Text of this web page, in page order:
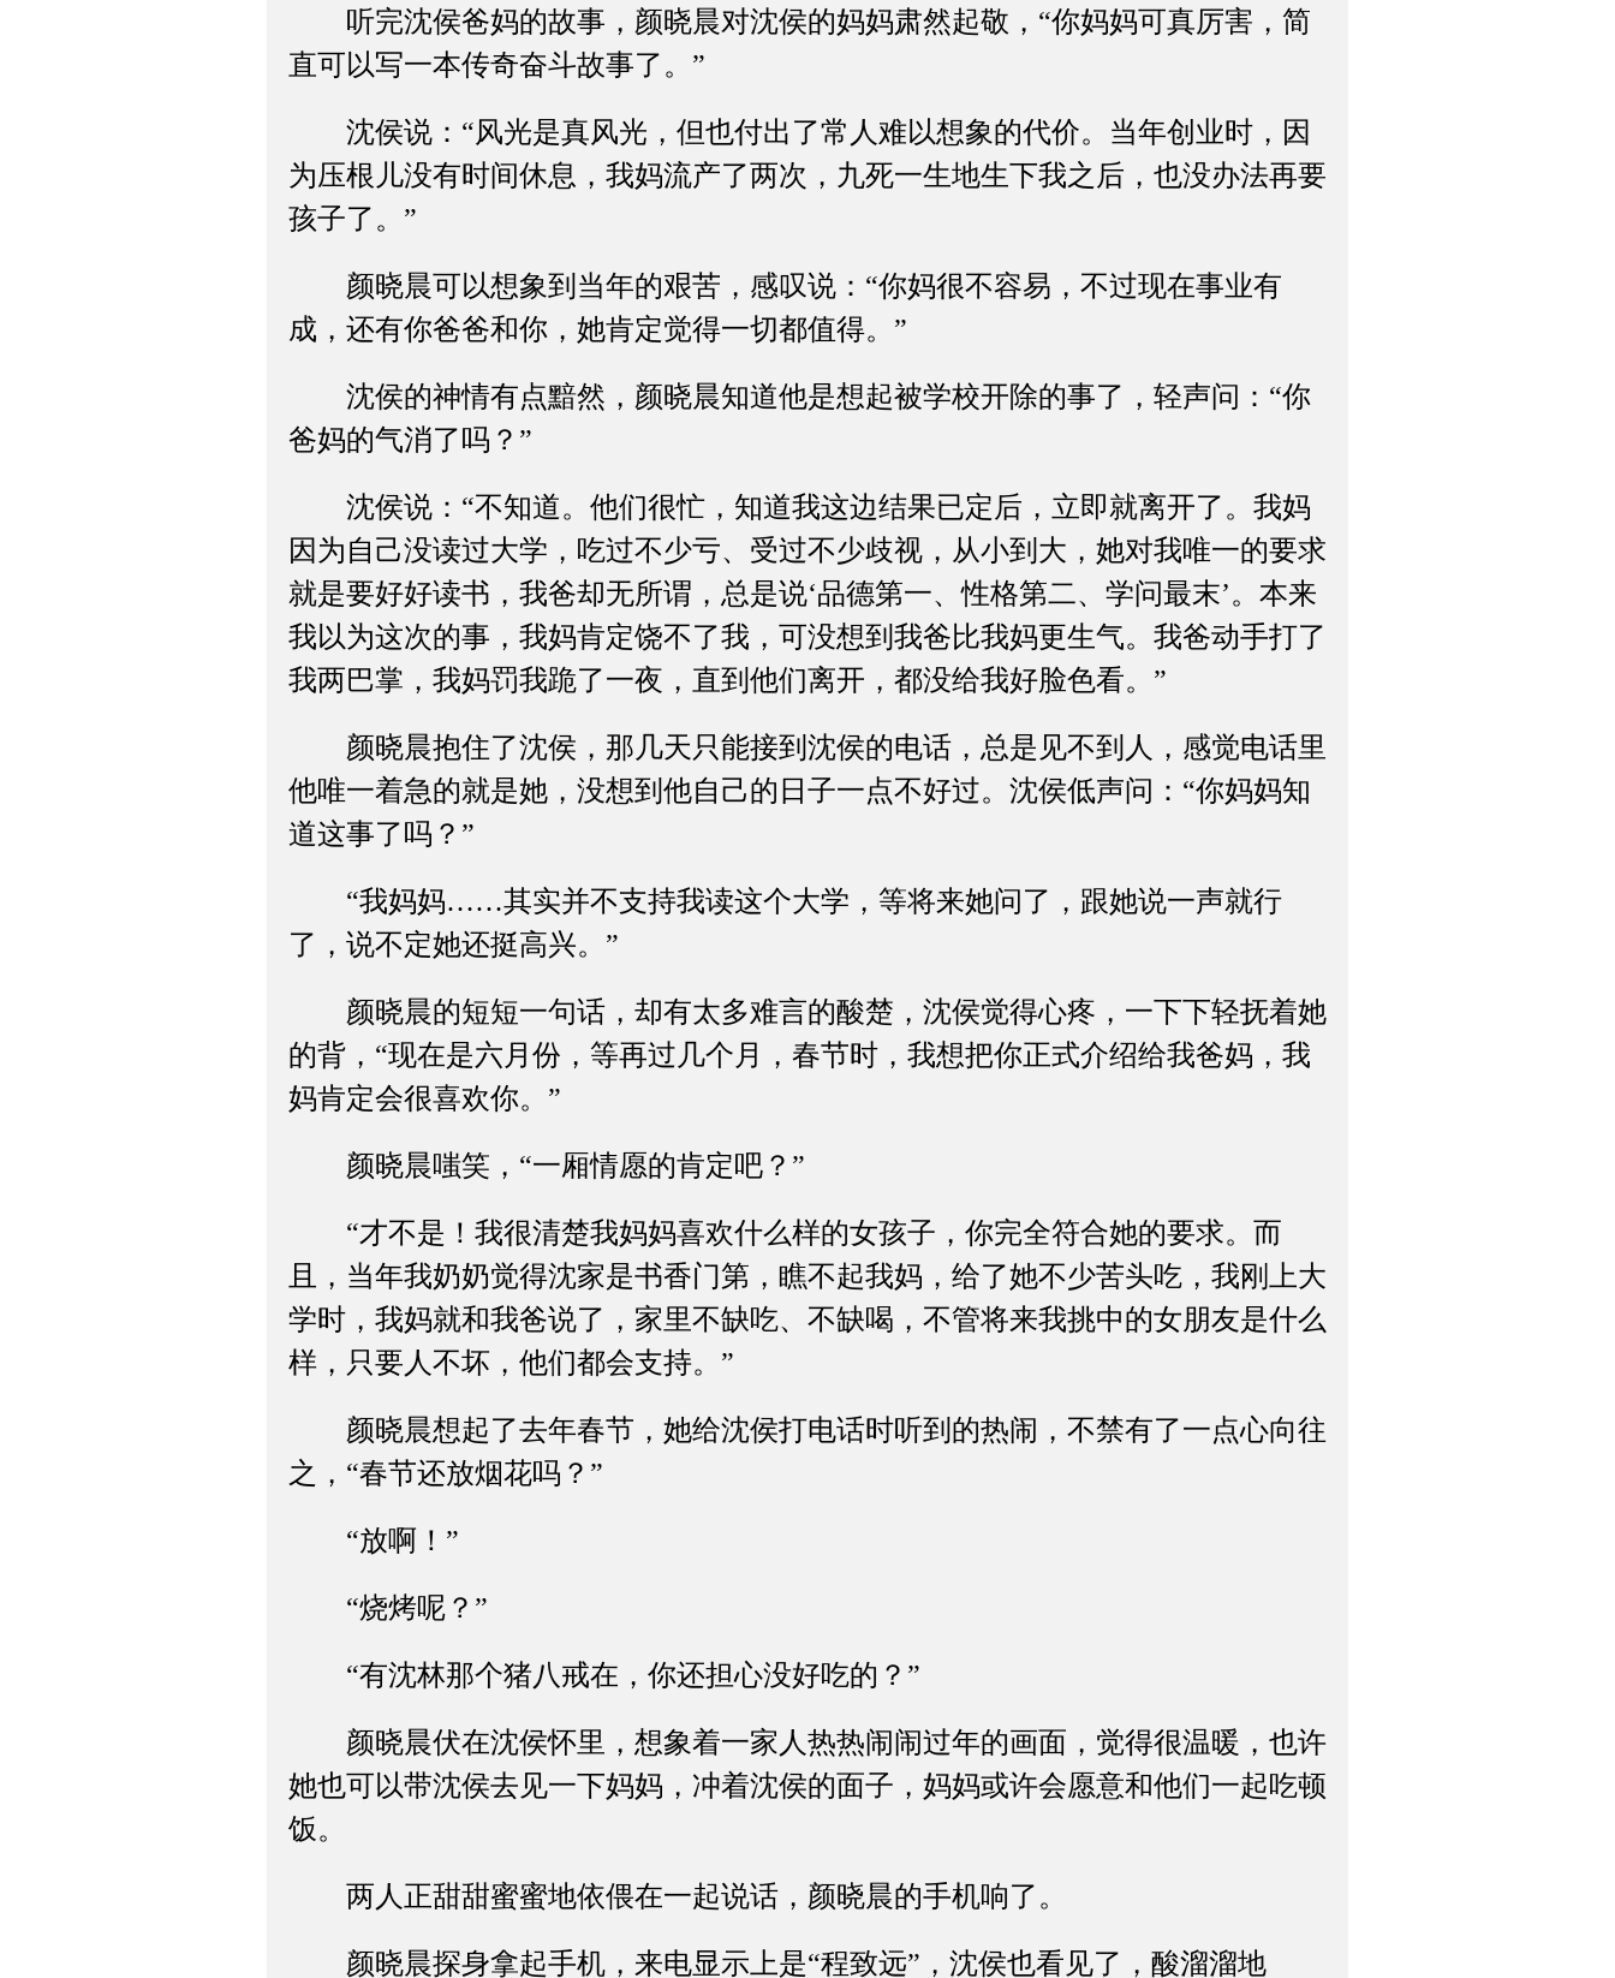
听完沈侯爸妈的故事，颜晓晨对沈侯的妈妈肃然起敬，“你妈妈可真厉害，简
直可以写一本传奇奋斗故事了。”
沈侯说：“风光是真风光，但也付出了常人难以想象的代价。当年创业时，因
为压根儿没有时间休息，我妈流产了两次，九死一生地生下我之后，也没办法再要
孩子了。”
颜晓晨可以想象到当年的艰苦，感叹说：“你妈很不容易，不过现在事业有
成，还有你爸爸和你，她肯定觉得一切都值得。”
沈侯的神情有点黯然，颜晓晨知道他是想起被学校开除的事了，轻声问：“你
爸妈的气消了吗？”
沈侯说：“不知道。他们很忙，知道我这边结果已定后，立即就离开了。我妈
因为自己没读过大学，吃过不少亏、受过不少歧视，从小到大，她对我唯一的要求
就是要好好读书，我爸却无所谓，总是说‘品德第一、性格第二、学问最末’。本来
我以为这次的事，我妈肯定饶不了我，可没想到我爸比我妈更生气。我爸动手打了
我两巴掌，我妈罚我跪了一夜，直到他们离开，都没给我好脸色看。”
颜晓晨抱住了沈侯，那几天只能接到沈侯的电话，总是见不到人，感觉电话里
他唯一着急的就是她，没想到他自己的日子一点不好过。沈侯低声问：“你妈妈知
道这事了吗？”
“我妈妈……其实并不支持我读这个大学，等将来她问了，跟她说一声就行
了，说不定她还挺高兴。”
颜晓晨的短短一句话，却有太多难言的酸楚，沈侯觉得心疼，一下下轻抚着她
的背，“现在是六月份，等再过几个月，春节时，我想把你正式介绍给我爸妈，我
妈肯定会很喜欢你。”
颜晓晨嗤笑，“一厢情愿的肯定吧？”
“才不是！我很清楚我妈妈喜欢什么样的女孩子，你完全符合她的要求。而
且，当年我奶奶觉得沈家是书香门第，瞧不起我妈，给了她不少苦头吃，我刚上大
学时，我妈就和我爸说了，家里不缺吃、不缺喝，不管将来我挑中的女朋友是什么
样，只要人不坏，他们都会支持。”
颜晓晨想起了去年春节，她给沈侯打电话时听到的热闹，不禁有了一点心向往
之，“春节还放烟花吗？”
“放啊！”
“烧烤呢？”
“有沈林那个猪八戒在，你还担心没好吃的？”
颜晓晨伏在沈侯怀里，想象着一家人热热闹闹过年的画面，觉得很温暖，也许
她也可以带沈侯去见一下妈妈，冲着沈侯的面子，妈妈或许会愿意和他们一起吃顿
饭。
两人正甜甜蜜蜜地依偎在一起说话，颜晓晨的手机响了。
颜晓晨探身拿起手机，来电显示上是“程致远”，沈侯也看见了，酸溜溜地